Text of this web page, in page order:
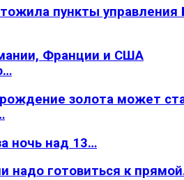
пункты
Франции и США
золота может
ночь над 13…
надо готовиться к